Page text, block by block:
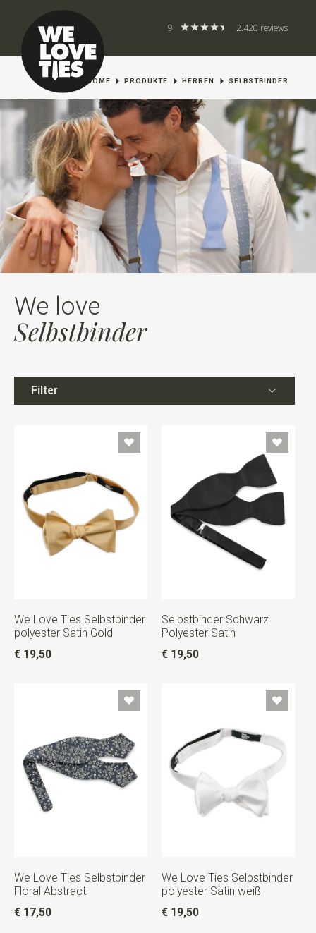
9 2.420 reviews
HOME PRODUKTE HERREN SELBSTBINDER
We love
Selbstbinder
Filter
We Love Ties Selbstbinder
polyester Satin Gold
€ 19,50
Selbstbinder Schwarz
Polyester Satin
€ 19,50
We Love Ties Selbstbinder
Floral Abstract
€ 17,50
We Love Ties Selbstbinder
polyester Satin weiß
€ 19,50